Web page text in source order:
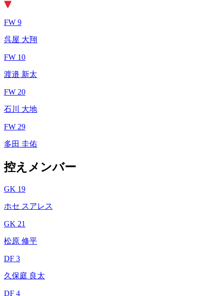
FW 9
呉屋 大翔
FW 10
渡邉 新太
FW 20
石川 大地
FW 29
多田 圭佑
控えメンバー
GK 19
ホセ スアレス
GK 21
松原 修平
DF 3
久保庭 良太
DF 4